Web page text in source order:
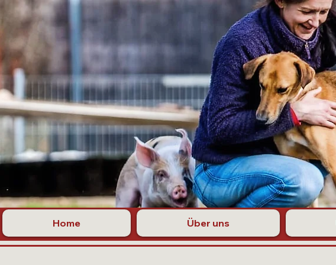
Home Über uns